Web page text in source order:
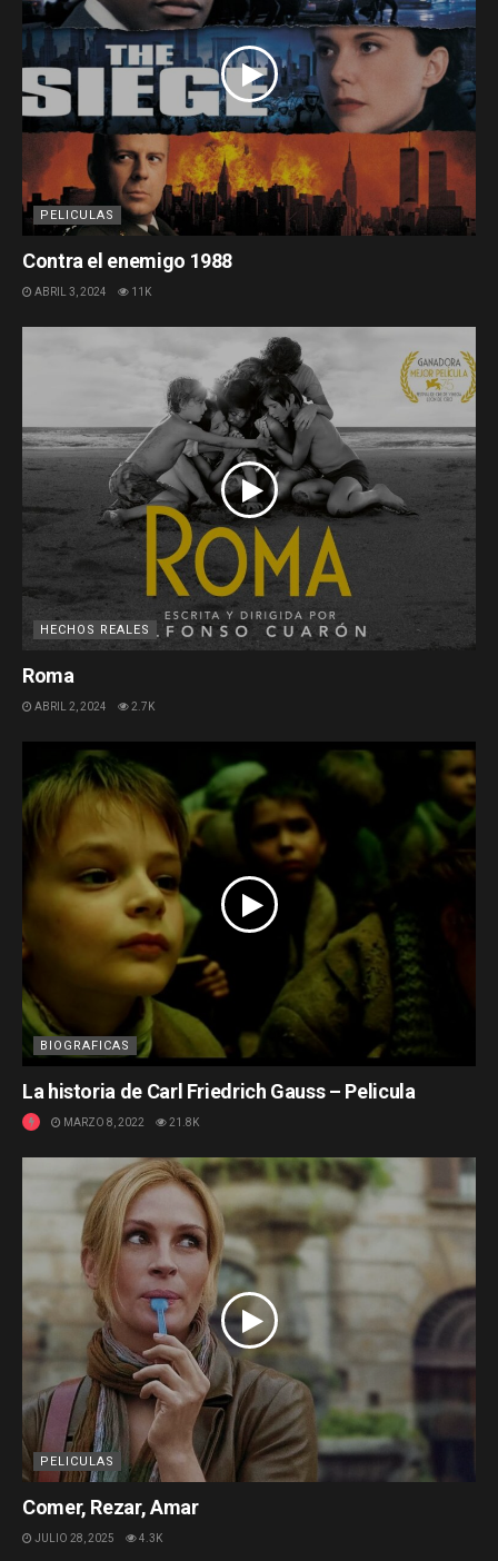
PELICULAS
Contra el enemigo 1988
ABRIL 3, 2024 11K
HECHOS REALES
Roma
ABRIL 2, 2024 2.7K
BIOGRAFICAS
La historia de Carl Friedrich Gauss – Pelicula
MARZO 8, 2022 21.8K
PELICULAS
Comer, Rezar, Amar
JULIO 28, 2025 4.3K